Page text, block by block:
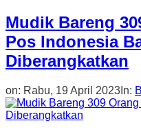
Mudik Bareng
Pos Indonesia
Diberangkatkan
on: Rabu, 19 April 2023 In: